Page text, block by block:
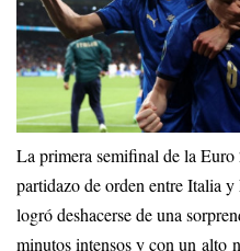
La primera semifinal de la
partidazo de orden entre Italia
logró deshacerse de una
minutos intensos y con un alto